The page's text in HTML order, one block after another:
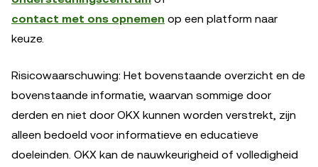
contact met ons opnemen op een platform naar
keuze.
Risicowaarschuwing: Het bovenstaande overzicht en de
bovenstaande informatie, waarvan sommige door
derden en niet door OKX kunnen worden verstrekt, zijn
alleen bedoeld voor informatieve en educatieve
doeleinden. OKX kan de nauwkeurigheid of volledigheid